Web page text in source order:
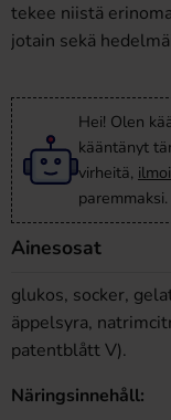
tekee niistä
jotain sekä
Hei! Olen
kääntänyt
virheitä,
paremmaksi.
Ainesosat
glukos, socker,
äppelsyra,
patentblått V).
Näringsinnehåll: